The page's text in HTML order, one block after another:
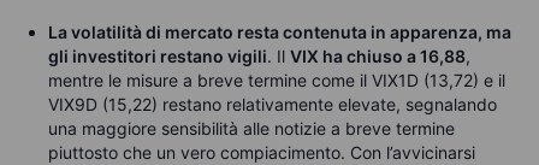
La volatilità di mercato resta contenuta in apparenza, ma
gli investitori restano vigili. Il VIX ha chiuso a 16,88,
mentre le misure a breve termine come il VIX1D (13,72) e il
VIX9D (15,22) restano relativamente elevate, segnalando
una maggiore sensibilità alle notizie a breve termine
piuttosto che un vero compiacimento. Con l’avvicinarsi